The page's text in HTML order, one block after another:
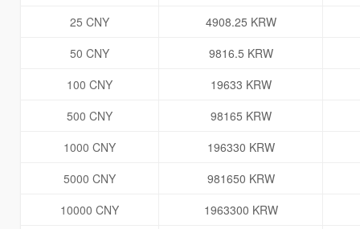
25 CNY
4908.25 KRW
50 CNY
9816.5 KRW
100 CNY
19633 KRW
500 CNY
98165 KRW
1000 CNY
196330 KRW
5000 CNY
981650 KRW
10000 CNY
1963300 KRW